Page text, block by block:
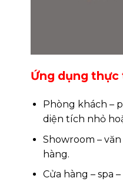
Ứng dụng thực
Phòng khách –
diện tích nhỏ
Showroom –
hàng.
Cửa hàng – spa